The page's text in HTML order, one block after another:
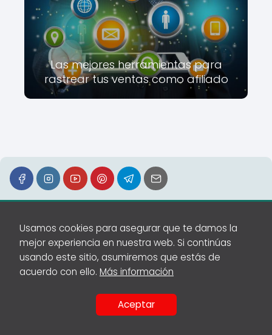
Las mejores herramientas para
rastrear tus ventas como afiliado
Cookies
Aviso Legal Contacto
Usamos cookies para asegurar que te damos la
mejor experiencia en nuestra web. Si continúas
usando este sitio, asumiremos que estás de
acuerdo con ello. Más información
Aceptar